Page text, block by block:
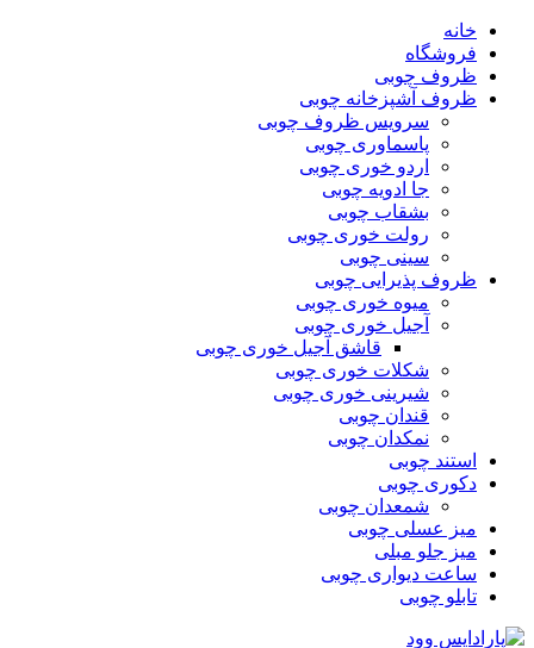
خانه
فروشگاه
ظروف چوبی
ظروف آشپزخانه چوبی
سرویس ظروف چوبی
پاسماوری چوبی
اردو خوری چوبی
جا ادویه چوبی
بشقاب چوبی
رولت خوری چوبی
سینی چوبی
ظروف پذیرایی چوبی
میوه خوری چوبی
آجیل خوری چوبی
قاشق آجیل خوری چوبی
شکلات خوری چوبی
شیرینی خوری چوبی
قندان چوبی
نمکدان چوبی
استند چوبی
دکوری چوبی
شمعدان چوبی
میز عسلی چوبی
میز جلو مبلی
ساعت دیواری چوبی
تابلو چوبی